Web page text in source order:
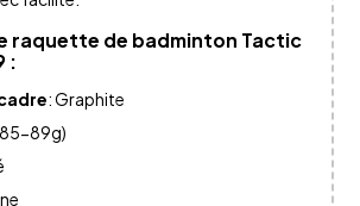
raquette de badminton Tactic
:
: Graphite
85-89g)